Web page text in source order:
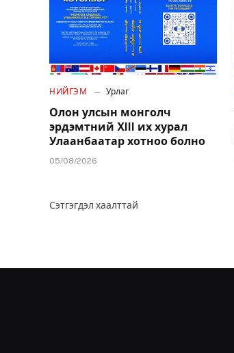
НИЙГЭМ Урлаг
Олон улсын монголч
эрдэмтний XIII их хурал
Улаанбаатар хотноо болно
05/08/2026
Сэтгэгдэл хаалттай